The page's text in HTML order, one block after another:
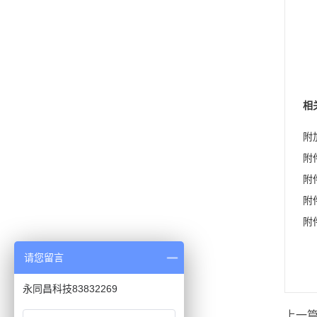
相
附
附
附
附
附
请您留言
永同昌科技83832269